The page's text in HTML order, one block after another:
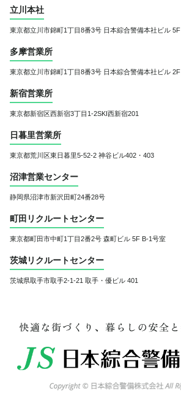
立川本社
東京都立川市錦町1丁目8番3号 日本綜合警備本社ビル 5F
多摩営業所
東京都立川市錦町1丁目8番3号 日本綜合警備本社ビル 2F
新宿営業所
東京都新宿区西新宿3丁目1-2SKI西新宿201
日暮里営業所
東京都荒川区東日暮里5-52-2 神谷ビル402・403
沼津営業センター
静岡県沼津市新沢田町24番28号
町田リクルートセンター
東京都町田市中町1丁目2番2号 森町ビル 5F B-1号室
茨城リクルートセンター
茨城県取手市取手2-1-21 取手・優ビル 401